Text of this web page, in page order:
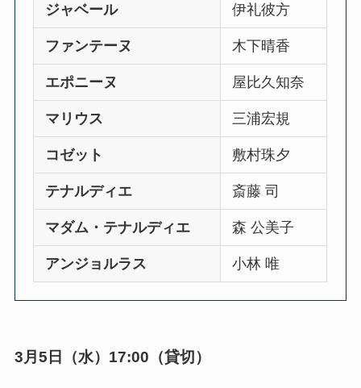
ジャベール 伊礼彼方
ファンテーヌ 木下晴香
エポニーヌ 屋比久知奈
マリウス 三浦宏規
コゼット 敷村珠夕
テナルディエ 斎藤 司
マダム・テナルディエ 森 公美子
アンジョルラス 小林 唯
3月5日（水）17:00（貸切）